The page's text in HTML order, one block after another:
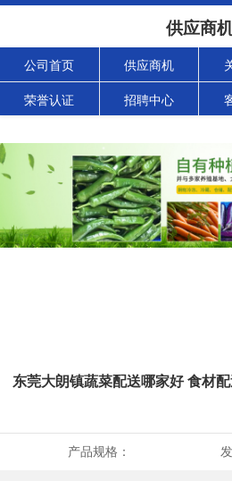
供应商
公司首页 供应商机
荣誉认证 招聘中心
东莞大朗镇蔬菜配送哪家好 食材
产品规格：